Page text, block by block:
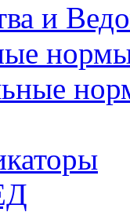
и